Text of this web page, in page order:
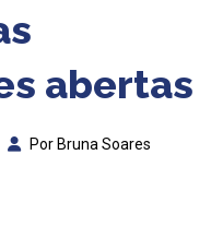
abertas
Por Bruna Soares